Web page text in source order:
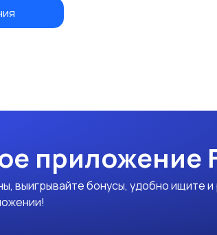
приложение
выигрывайте бонусы, удобно ищите